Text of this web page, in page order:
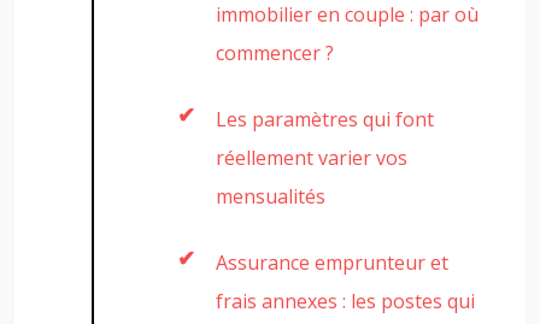
immobilier en couple : par où
commencer ?
Les paramètres qui font
réellement varier vos
mensualités
Assurance emprunteur et
frais annexes : les postes qui